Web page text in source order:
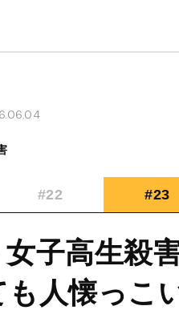
#22 #23
女子高生殺
も人懐っこ